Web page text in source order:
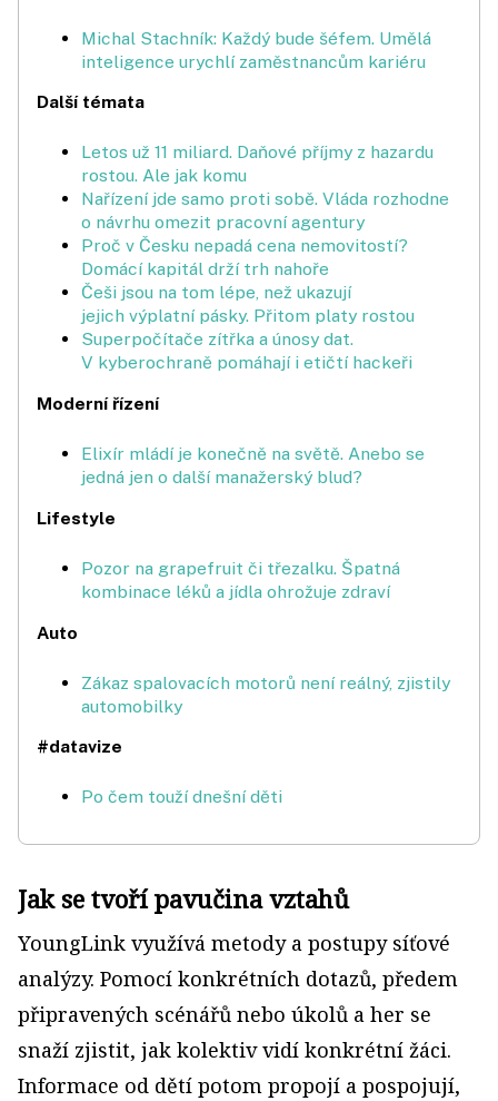
Michal Stachník: Každý bude šéfem. Umělá
inteligence urychlí zaměstnancům kariéru
Další témata
Letos už 11 miliard. Daňové příjmy z hazardu
rostou. Ale jak komu
Nařízení jde samo proti sobě. Vláda rozhodne
o návrhu omezit pracovní agentury
Proč v Česku nepadá cena nemo­vitostí?
Domácí kapitál drží trh nahoře
Češi jsou na tom lépe, než ukazují
jejich výplatní pásky. Přitom platy rostou
Superpočítače zítřka a únosy dat.
V kyberochraně pomáhají i etičtí hackeři
Moderní řízení
Elixír mládí je konečně na světě. Anebo se
jedná jen o další manažerský blud?
Lifestyle
Pozor na grapefruit či třezalku. Špatná
kombinace léků a jídla ohrožuje zdraví
Auto
Zákaz spalovacích motorů není reálný, zjistily
automobilky
#datavize
Po čem touží dnešní děti
Jak se tvoří pavučina vztahů
YoungLink využívá metody a postupy síťové
analýzy. Pomocí konkrétních dotazů, předem
připravených scénářů nebo úkolů a her se
snaží zjistit, jak kolektiv vidí konkrétní žáci.
Informace od dětí potom propojí a pospojují,